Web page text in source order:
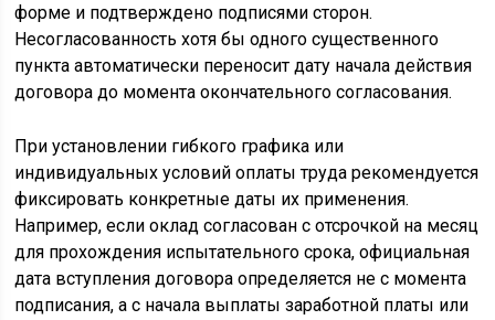
форме и подтверждено подписями сторон.
Несогласованность хотя бы одного существенного
пункта автоматически переносит дату начала действия
договора до момента окончательного согласования.
При установлении гибкого графика или
индивидуальных условий оплаты труда рекомендуется
фиксировать конкретные даты их применения.
Например, если оклад согласован с отсрочкой на месяц
для прохождения испытательного срока, официальная
дата вступления договора определяется не с момента
подписания, а с начала выплаты заработной платы или